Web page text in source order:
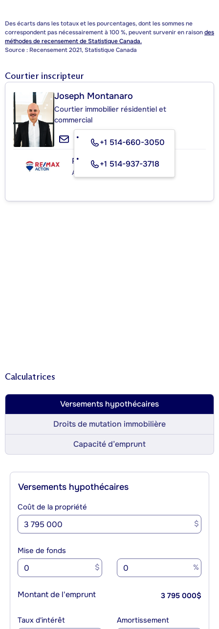
Des écarts dans les totaux et les pourcentages, dont les sommes ne
correspondent pas nécessairement à 100 %, peuvent survenir en raisondes
méthodes de recensement de Statistique Canada.
Source : Recensement 2021, Statistique Canada
Courtier inscripteur
Joseph Montanaro
Courtier immobilier résidentiel et
commercial
+1 514-660-3050
+1 514-937-3718
RE/MAX ACTION
Agence immobilière
Calculatrices
Versements hypothécaires
Droits de mutation immobilière
Capacité d’emprunt
Versements hypothécaires
Coût de la propriété
$
Mise de fonds
$ %
Montant de l'emprunt 3 795 000$
Taux d'intérêt Amortissement